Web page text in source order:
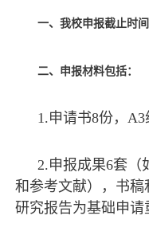
一、我校申报截止时
二、申报材料包括：
1.申请书8份，
2.申报成果6套（
和参考文献），书
研究报告为基础申